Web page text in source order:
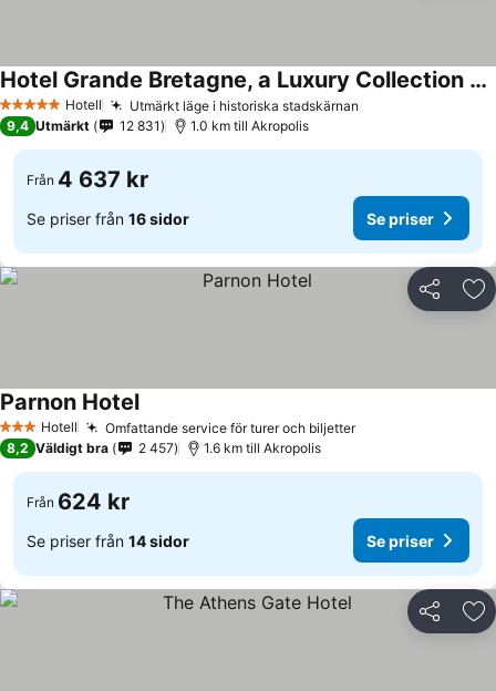
5 Stjärnor Hotell Utmärkt läge i historiska stadskärnan
Hotel Grande Bretagne, a Luxury Collection Hotel, Athens
9,4 Utmärkt 12 831 1.0 km till Akropolis
Från 4 637 kr
Se priser från 16 sidor Se priser
Dela
3 StjärnorHotell Omfattande service för turer och biljetter
Parnon Hotel
8,2 Väldigt bra 2 457 1.6 km till Akropolis
Från 624 kr
Se priser från 14 sidor Se priser
Dela